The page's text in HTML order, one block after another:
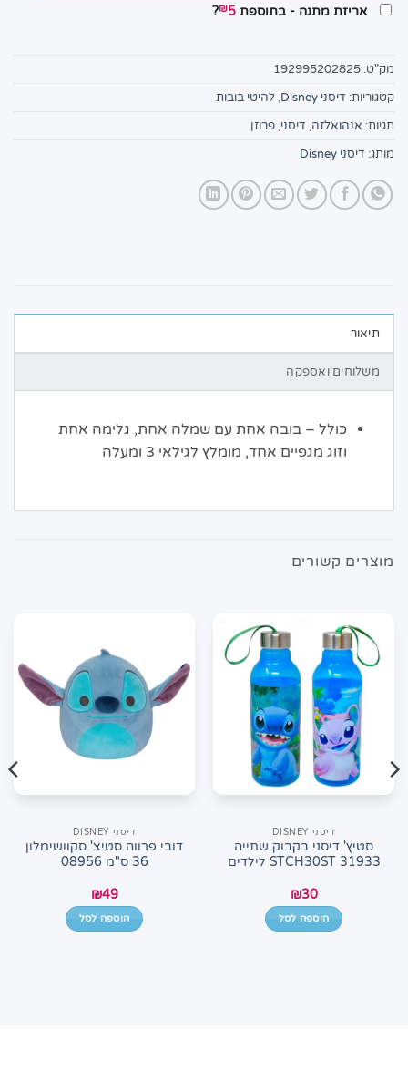
אריזת מתנה - בתוספת ₪5
?
מק"ט: 192995202825
קטגוריות: דיסני Disney , להיטי בובות
תגיות: אנהואלזה, דיסני, פרוזן
מותג: דיסני Disney
תיאור
משלוחים ואספקה
כולל – בובה אחת עם שמלה אחת, גלימה אחת
וזוג מגפיים אחד, מומלץ לגילאי 3 ומעלה
מוצרים קשורים
דיסני DISNEY
סטיץ' דיסני בקבוק שתייה
31933 STCH30ST לילדים
₪30
הוספה לסל
דיסני DISNEY
דובי פרווה סטיצ' סקוושימלון
36 ס"מ 08956
₪49
הוספה לסל